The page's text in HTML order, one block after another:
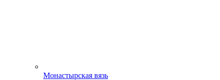
Монастырская вязь